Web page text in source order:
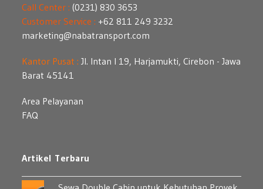
Call Center : (0231) 830 3653
Customer Service : +62 811 249 3232
marketing@nabatransport.com
Kantor Pusat : Jl. Intan I 19, Harjamukti, Cirebon - Jawa
Barat 45141
Area Pelayanan
FAQ
Artikel Terbaru